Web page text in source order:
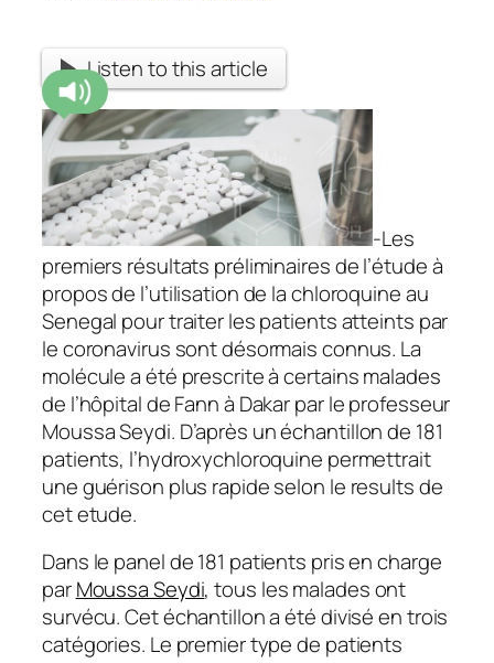
Listen to this article
-Les
premiers résultats préliminaires de l’étude à
propos de l’utilisation de la chloroquine au
Senegal pour traiter les patients atteints par
le coronavirus sont désormais connus. La
molécule a été prescrite à certains malades
de l’hôpital de Fann à Dakar par le professeur
Moussa Seydi. D’après un échantillon de 181
patients, l’hydroxychloroquine permettrait
une guérison plus rapide selon le results de
cet etude.
Dans le panel de 181 patients pris en charge
par Moussa Seydi, tous les malades ont
survécu. Cet échantillon a été divisé en trois
catégories. Le premier type de patients